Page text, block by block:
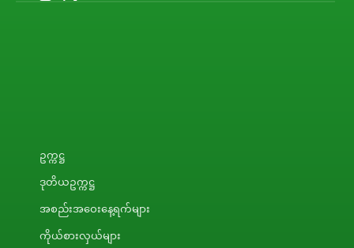
ဥက္ကဋ္ဌ
ဒုတိယဥက္ကဋ္ဌ
အစည်းအဝေးနေ့ရက်များ
ကိုယ်စားလှယ်များ